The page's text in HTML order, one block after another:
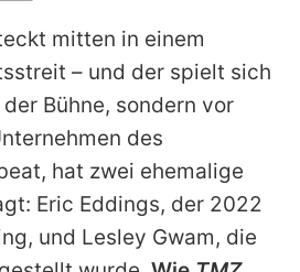
auf Promiflash
Jobs
runterladen
Team
mitten in einem
– und der spielt sich
Bühne, sondern vor
des
hat zwei ehemalige
Eric Eddings, der 2022
und Lesley Gwam, die